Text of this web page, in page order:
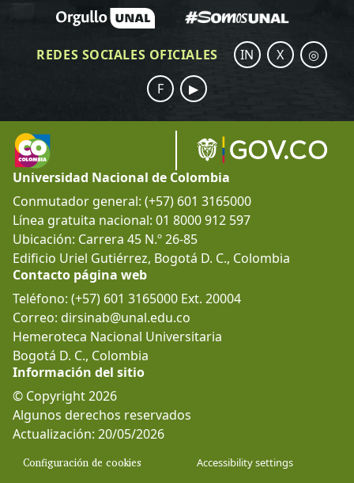
REDES SOCIALES OFICIALES IN X
◎
F
▶
Universidad Nacional de Colombia
Conmutador general: (+57) 601 3165000
Línea gratuita nacional: 01 8000 912 597
Ubicación: Carrera 45 N.º 26-85
Edificio Uriel Gutiérrez, Bogotá D. C., Colombia
Contacto página web
Teléfono: (+57) 601 3165000 Ext. 20004
Correo: dirsinab@unal.edu.co
Hemeroteca Nacional Universitaria
Bogotá D. C., Colombia
Información del sitio
© Copyright 2026
Algunos derechos reservados
Actualización: 20/05/2026
Configuración de cookies
Accessibility settings